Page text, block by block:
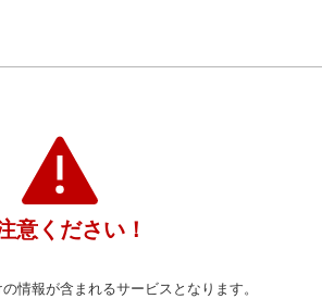
意ください！
情報が含まれるサービスとなります。